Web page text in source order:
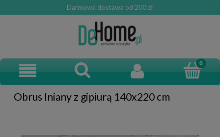
Darmowa dostawa od 200 zł
Obrus lniany z gipiurą 140x220 cm